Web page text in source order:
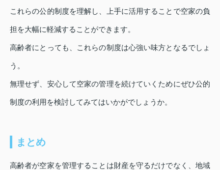
これらの公的制度を理解し、上手に活用することで空家の負
担を大幅に軽減することができます。
高齢者にとっても、これらの制度は心強い味方となるでしょ
う。
無理せず、安心して空家の管理を続けていくためにぜひ公的
制度の利用を検討してみてはいかがでしょうか。
まとめ
高齢者が空家を管理することは財産を守るだけでなく、地域